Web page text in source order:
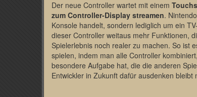
Der neue Controller wartet mit einem
zum Controller-Display streamen.
Konsole handelt, sondern lediglich um ein
dieser Controller weitaus mehr Funktionen,
Spielerlebnis noch realer zu machen. So ist
spielen, indem man alle Controller
besondere Aufgabe hat, die die anderen
Entwickler in Zukunft dafür ausdenken bleibt